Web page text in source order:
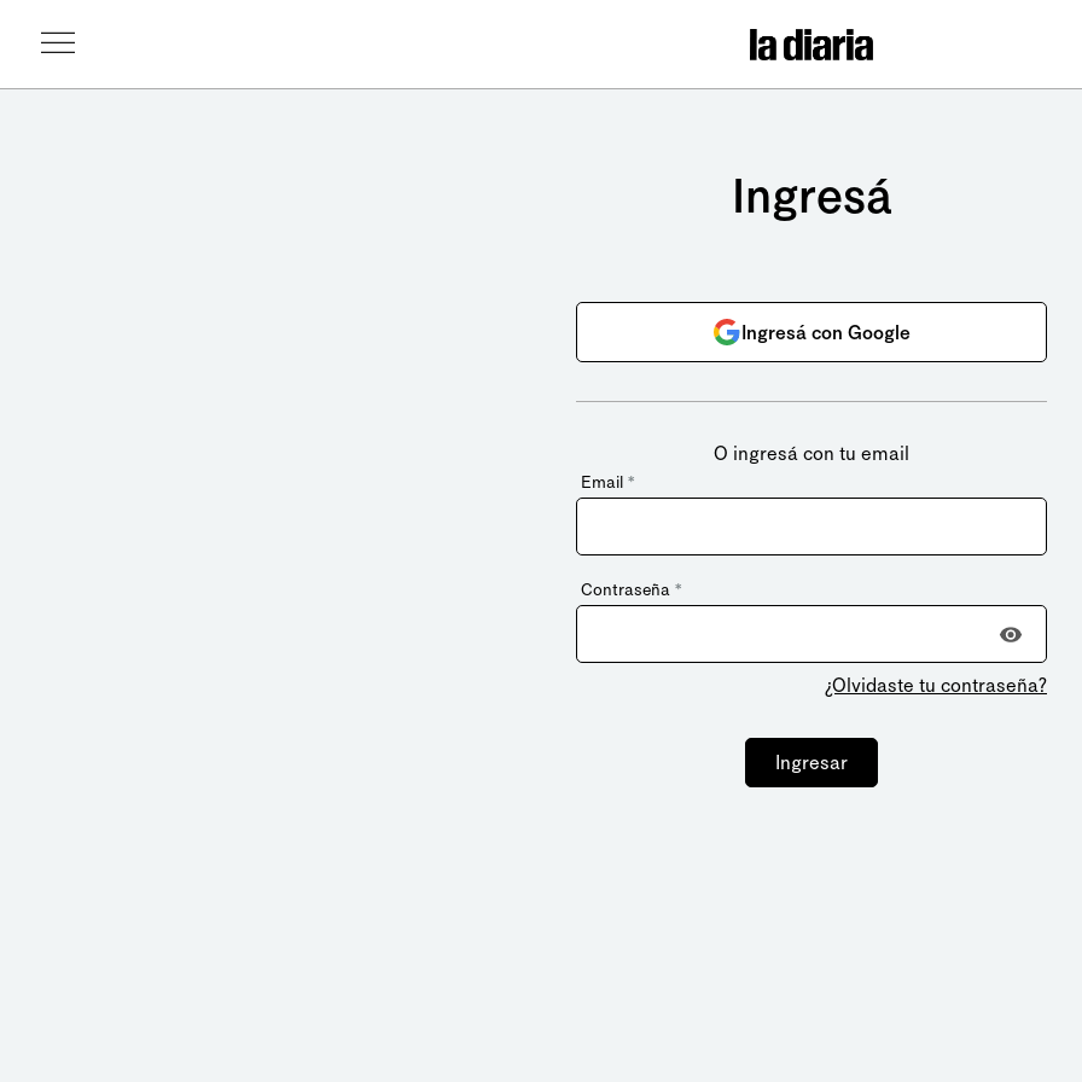
Ingresá
Ingresá con Google
O ingresá con tu email
Email *
Contraseña *
¿Olvidaste tu contraseña?
Ingresar